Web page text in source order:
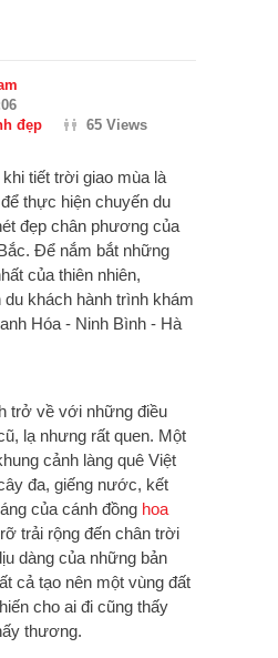
đẹp 65 Views
tiết trời giao mùa là
thực hiện chuyến du
đẹp chân phương của
Để nắm bắt những
của thiên nhiên,
du khách hành trình khám
Hóa - Ninh Bình - Hà
trở về với những điều
lạ nhưng rất quen. Một
cảnh làng quê Việt
đa, giếng nước, kết
của cánh đồng hoa
trải rộng đến chân trời
dàng của những bản
cả tạo nên một vùng đất
cho ai đi cũng thấy
thương.